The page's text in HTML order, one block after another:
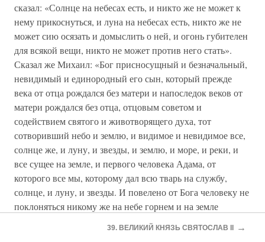
сказал: «Солнце на небесах есть, и никто же не может к
нему прикоснуться, и луна на небесах есть, никто же не
может сию осязать и домыслить о ней, и огонь губителен
для всякой вещи, никто не может против него стать».
Сказал же Михаил: «Бог присносущный и безначальный,
невидимый и единородный его сын, который прежде
века от отца рождался без матери и напоследок веков от
матери рождался без отца, отцовым советом и
содействием святого и животворящего духа, тот
сотворивший небо и землю, и видимое и невидимое все,
солнце же, и луну, и звезды, и землю, и море, и реки, и
все сущее на земле, и первого человека Адама, от
которого все мы, которому дал всю тварь на службу,
солнце, и луну, и звезды. И повелено от Бога человеку не
поклоняться никому же на небе горнем и на земле
дольней, только единому Богу. И я не могу Божие
39. ВЕЛИКИЙ КНЯЗЬ СВЯТОСЛАВ II →